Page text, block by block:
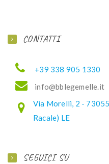
CONTATTI
+39 338 905 1330
ti.el
lemeg
elbb@
ofni
Via Morelli, 2 -
Racale) LE
SEGUICI SU